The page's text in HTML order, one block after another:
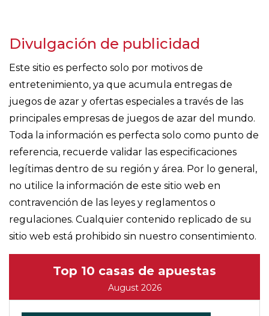
Divulgación de publicidad
Este sitio es perfecto solo por motivos de
entretenimiento, ya que acumula entregas de
juegos de azar y ofertas especiales a través de las
principales empresas de juegos de azar del mundo.
Toda la información es perfecta solo como punto de
referencia, recuerde validar las especificaciones
legítimas dentro de su región y área. Por lo general,
no utilice la información de este sitio web en
contravención de las leyes y reglamentos o
regulaciones. Cualquier contenido replicado de su
sitio web está prohibido sin nuestro consentimiento.
Top 10 casas de apuestas
August 2026